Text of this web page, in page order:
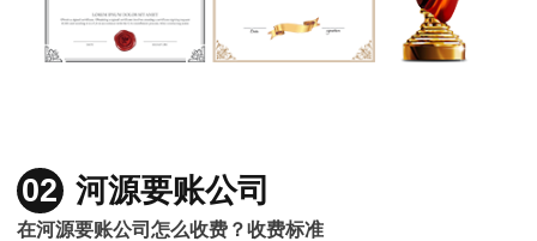
02 河源要账公司
在河源要账公司怎么收费？收费标准